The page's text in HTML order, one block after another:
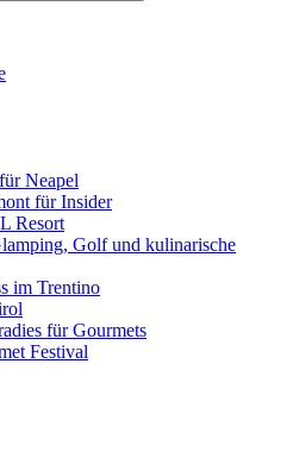
Neapel
für Insider
Resort
Golf und kulinarische
im Trentino
für Gourmets
Festival